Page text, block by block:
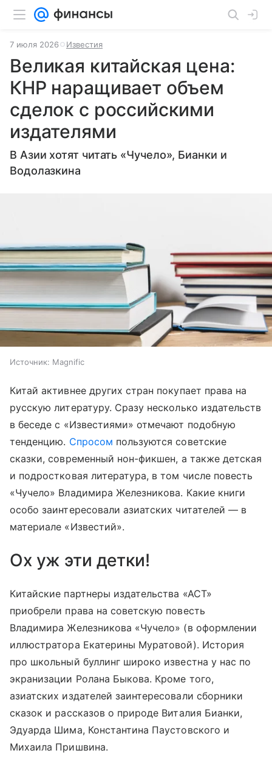
7 июля 2026 Известия
Великая китайская цена:
КНР наращивает объем
сделок с российскими
издателями
В Азии хотят читать «Чучело», Бианки и
Водолазкина
Источник: Magnific
Китай активнее других стран покупает права на
русскую литературу. Сразу несколько издательств
в беседе с «Известиями» отмечают подобную
тенденцию. Спросом пользуются советские
сказки, современный нон-фикшен, а также детская
и подростковая литература, в том числе повесть
«Чучело» Владимира Железникова. Какие книги
особо заинтересовали азиатских читателей — в
материале «Известий».
Ох уж эти детки!
Китайские партнеры издательства «АСТ»
приобрели права на советскую повесть
Владимира Железникова «Чучело» (в оформлении
иллюстратора Екатерины Муратовой). История
про школьный буллинг широко известна у нас по
экранизации Ролана Быкова. Кроме того,
азиатских издателей заинтересовали сборники
сказок и рассказов о природе Виталия Бианки,
Эдуарда Шима, Константина Паустовского и
Михаила Пришвина.